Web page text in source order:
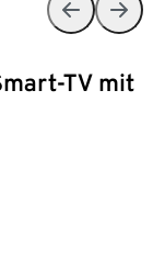
TV mit